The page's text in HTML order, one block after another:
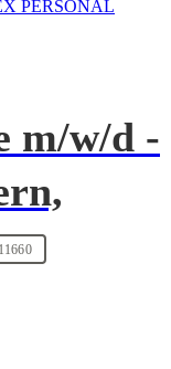
m/w/d -